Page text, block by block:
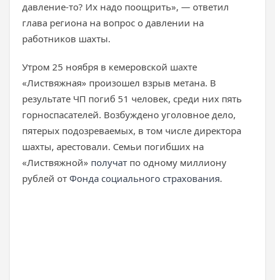
давление-то? Их надо поощрить», — ответил
глава региона на вопрос о давлении на
работников шахты.
Утром 25 ноября в кемеровской шахте
«Листвяжная» произошел взрыв метана. В
результате ЧП погиб 51 человек, среди них пять
горноспасателей. Возбуждено уголовное дело,
пятерых подозреваемых, в том числе директора
шахты, арестовали. Семьи погибших на
«Листвяжной» получат по одному миллиону
рублей от Фонда социального страхования.